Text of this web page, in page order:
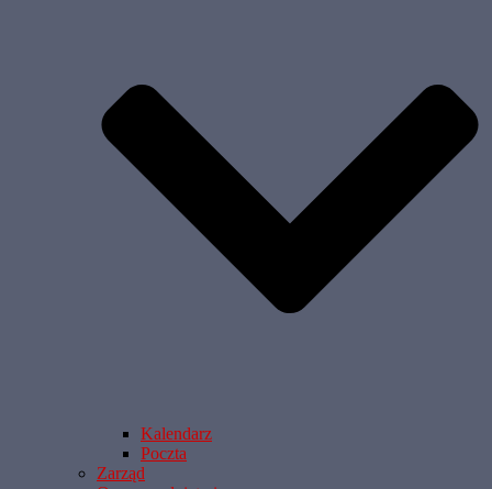
Kalendarz
Poczta
Zarząd